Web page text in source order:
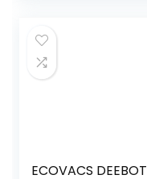
ECOVACS DEEBOT